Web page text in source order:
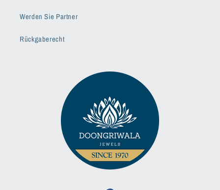
Werden Sie Partner
Rückgaberecht